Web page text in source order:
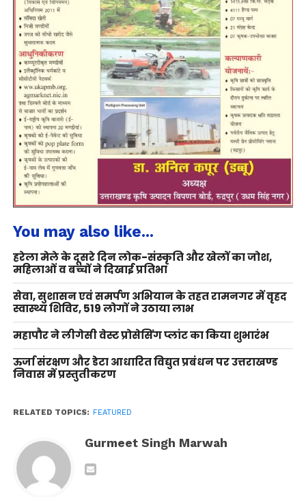
You may also like...
हरेला मेले के दूसरे दिन लोक-संस्कृति और खेलों का जोश,
महिलाओं व बच्चों ने दिखाई प्रतिभा
सेवा, सुशासन एवं समर्पण अभियान के तहत रामनगर में वृहद
स्वास्थ्य शिविर, 519 लोगों ने उठाया लाभ
महापौर ने लीगेसी वेस्ट प्रोसेसिंग प्लांट का किया शुभारंभ
ऊर्जा संरक्षण और डेटा आधारित विद्युत प्रबंधन पर उत्तराखण्ड
निवास में प्रस्तुतीकरण
RELATED TOPICS: FEATURED
Gurmeet Singh Marwah